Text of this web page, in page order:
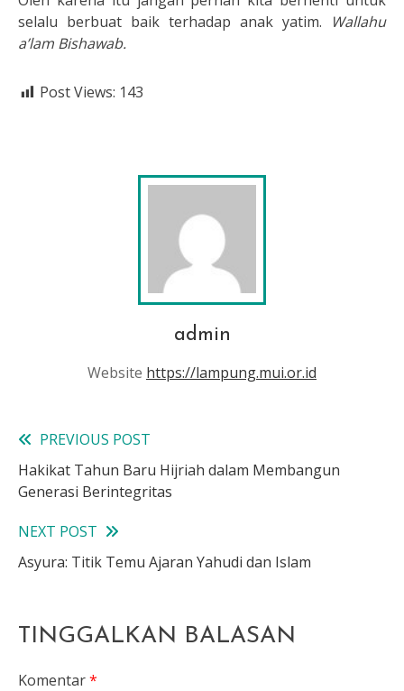
selalu berbuat baik terhadap anak yatim.
Wallahu
a’lam Bishawab.
Post Views: 143
admin
Website https://lampung.mui.or.id
Read
more
PREVIOUS POST
Hakikat Tahun Baru Hijriah dalam Membangun
Generasi Berintegritas
NEXT POST
Asyura: Titik Temu Ajaran Yahudi dan Islam
TINGGALKAN BALASAN
Komentar*